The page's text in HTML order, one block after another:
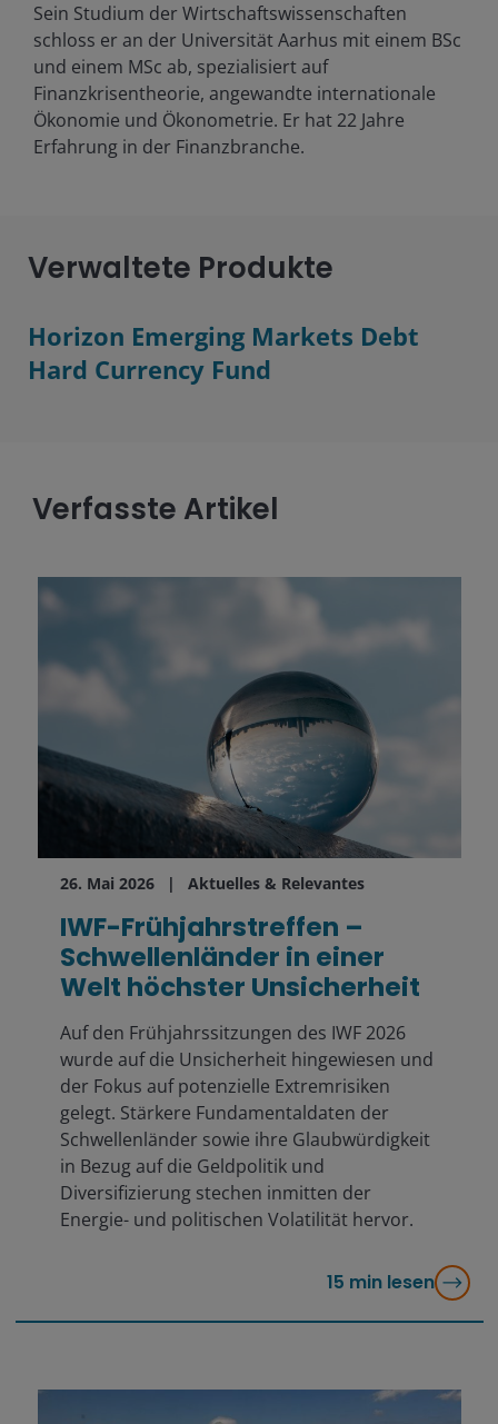
Sein Studium der Wirtschaftswissenschaften
schloss er an der Universität Aarhus mit einem BSc
und einem MSc ab, spezialisiert auf
Finanzkrisentheorie, angewandte internationale
Ökonomie und Ökonometrie. Er hat 22 Jahre
Erfahrung in der Finanzbranche.
Verwaltete Produkte
Horizon Emerging Markets Debt
Hard Currency Fund
Verfasste Artikel
26. Mai 2026 Aktuelles & Relevantes
IWF-Frühjahrstreffen –
Schwellenländer in einer
Welt höchster Unsicherheit
Auf den Frühjahrssitzungen des IWF 2026
wurde auf die Unsicherheit hingewiesen und
der Fokus auf potenzielle Extremrisiken
gelegt. Stärkere Fundamentaldaten der
Schwellenländer sowie ihre Glaubwürdigkeit
in Bezug auf die Geldpolitik und
Diversifizierung stechen inmitten der
Energie- und politischen Volatilität hervor.
15 min lesen